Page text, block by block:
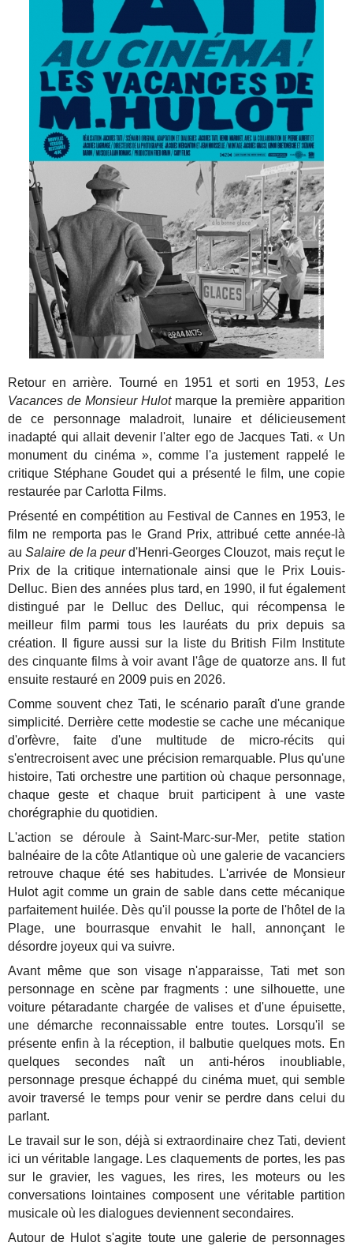
Retour en arrière. Tourné en 1951 et sorti en 1953, Les
Vacances de Monsieur Hulotmarque la première apparition
de ce personnage maladroit, lunaire et délicieusement
inadapté qui allait devenir l'alter ego de Jacques Tati. « Un
monument du cinéma », comme l'a justement rappelé le
critique Stéphane Goudet qui a présenté le film, une copie
restaurée par Carlotta Films.
Présenté en compétition au Festival de Cannes en 1953, le
film ne remporta pas le Grand Prix, attribué cette année-là
auSalaire de la peurd'Henri-Georges Clouzot, mais reçut le
Prix de la critique internationale ainsi que le Prix Louis-
Delluc. Bien des années plus tard, en 1990, il fut également
distingué par le Delluc des Delluc, qui récompensa le
meilleur film parmi tous les lauréats du prix depuis sa
création. Il figure aussi sur la liste du British Film Institute
des cinquante films à voir avant l'âge de quatorze ans. Il fut
ensuite restauré en 2009 puis en 2026.
Comme souvent chez Tati, le scénario paraît d'une grande
simplicité. Derrière cette modestie se cache une mécanique
d'orfèvre, faite d'une multitude de micro-récits qui
s'entrecroisent avec une précision remarquable. Plus qu'une
histoire, Tati orchestre une partition où chaque personnage,
chaque geste et chaque bruit participent à une vaste
chorégraphie du quotidien.
L'action se déroule à Saint-Marc-sur-Mer, petite station
balnéaire de la côte Atlantique où une galerie de vacanciers
retrouve chaque été ses habitudes. L'arrivée de Monsieur
Hulot agit comme un grain de sable dans cette mécanique
parfaitement huilée. Dès qu'il pousse la porte de l'hôtel de la
Plage, une bourrasque envahit le hall, annonçant le
désordre joyeux qui va suivre.
Avant même que son visage n'apparaisse, Tati met son
personnage en scène par fragments : une silhouette, une
voiture pétaradante chargée de valises et d'une épuisette,
une démarche reconnaissable entre toutes. Lorsqu'il se
présente enfin à la réception, il balbutie quelques mots. En
quelques secondes naît un anti-héros inoubliable,
personnage presque échappé du cinéma muet, qui semble
avoir traversé le temps pour venir se perdre dans celui du
parlant.
Le travail sur le son, déjà si extraordinaire chez Tati, devient
ici un véritable langage. Les claquements de portes, les pas
sur le gravier, les vagues, les rires, les moteurs ou les
conversations lointaines composent une véritable partition
musicale où les dialogues deviennent secondaires.
Autour de Hulot s'agite toute une galerie de personnages